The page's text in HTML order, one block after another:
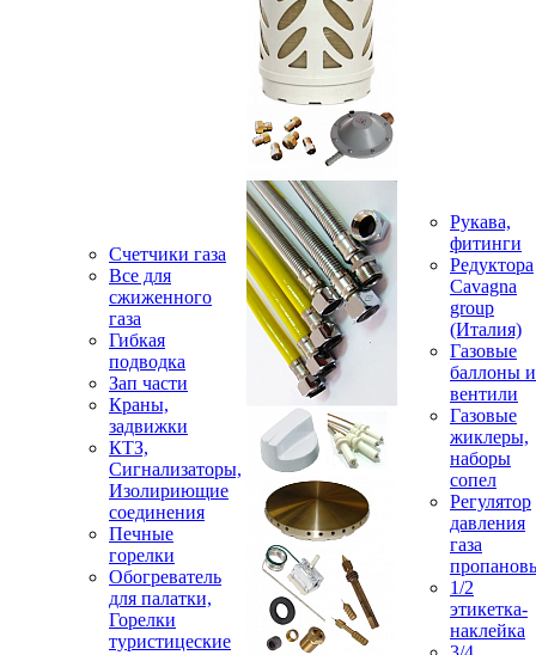
Счетчики газа
Все для
сжиженного
газа
Гибкая
подводка
Зап части
Краны,
задвижки
КТЗ,
Сигнализаторы,
Изолириющие
соединения
Печные
горелки
Обогреватель
для палатки,
Горелки
туристицеские
Рукава,
фитинги
Редуктора
Cavagna
group
(Италия)
Газовые
баллоны и
вентили
Газовые
жиклеры,
наборы
сопел
Регулятор
давления
газа
1/2
этикетка-
наклейка